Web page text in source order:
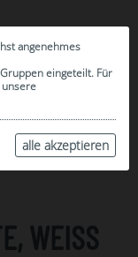
angenehmes
eingeteilt. Für
alle akzeptieren
WEISS